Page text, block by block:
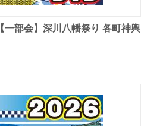
一部会】深川八幡祭り 各町神輿